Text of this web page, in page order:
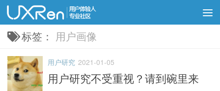
标签： 用户画像
用户研究 2021-01-05
用户研究不受重视？请到碗里来